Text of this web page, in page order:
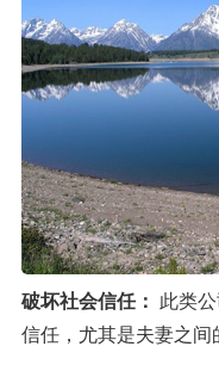
破坏社会信任： 此类
信任，尤其是夫妻之间